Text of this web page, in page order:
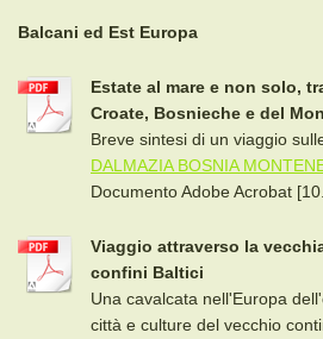
Balcani ed Est Europa
Estate al mare e non solo,
Croate, Bosnieche e del
Breve sintesi di un viaggio
DALMAZIA BOSNIA
Documento Adobe Acrobat
Viaggio attraverso la
confini Baltici
Una cavalcata nell'Europa
città e culture del vecchio